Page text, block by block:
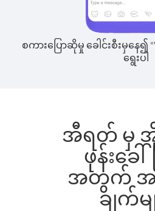
စကားပြောဆိုမှု ခေါင်းစီးမှနေ၍
ရွေးပါ
အီရတ် မှ
ဖုန်းခေါ်
အတွက် အ
ချက်မ